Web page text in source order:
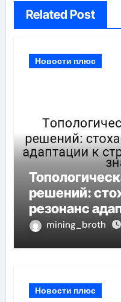
Related Post
Новости плюс
решений:
резонанс
приmining_broth
Новости плюс